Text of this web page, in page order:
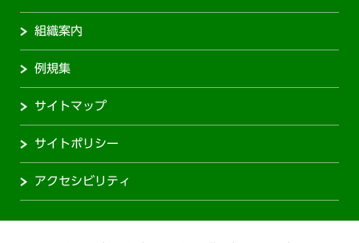
組織案内
例規集
サイトマップ
サイトポリシー
アクセシビリティ